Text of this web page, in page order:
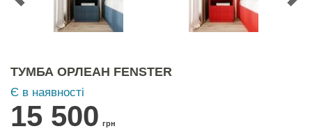
ТУМБА ОРЛЕАН FENSTER
Є в наявності
15 500 грн